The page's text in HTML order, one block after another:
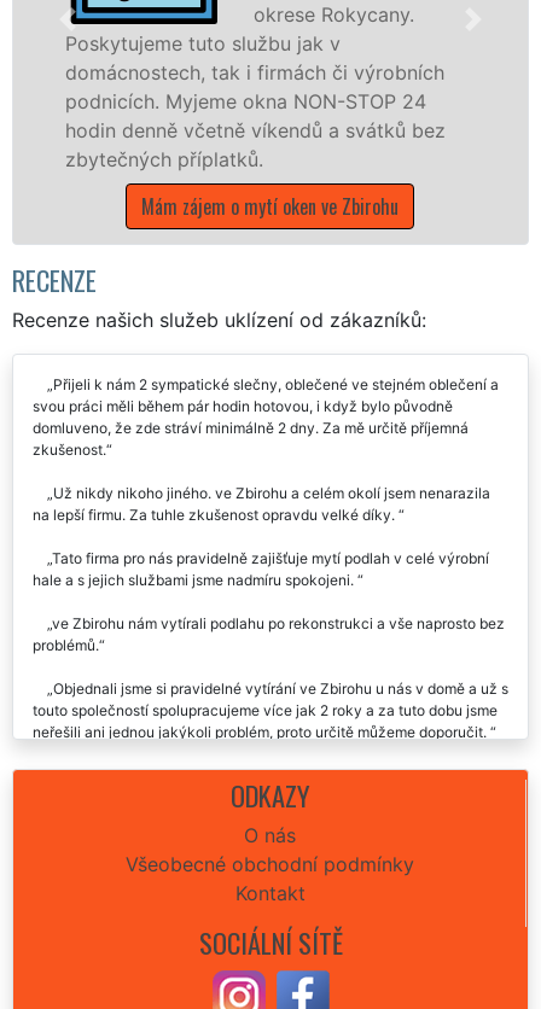
okrese Rokycany.
tuto službu jak v
tak i firmách či výrobních
Myjeme okna NON-STOP 24
včetně víkendů a svátků bez
příplatků.
Mám zájem o mytí oken ve Zbirohu
po celém
RECENZE
Recenze našich služeb uklízení od zákazníků:
Přijeli k nám 2 sympatické slečny, oblečené ve stejném oblečení a
svou práci měli během pár hodin hotovou, i když bylo původně
domluveno, že zde stráví minimálně 2 dny. Za mě určitě příjemná
Už nikdy nikoho jiného. ve Zbirohu a celém okolí jsem nenarazila
Tato firma pro nás pravidelně zajišťuje mytí podlah v celé výrobní
ve Zbirohu nám vytírali podlahu po rekonstrukci a vše naprosto bez
Objednali jsme si pravidelné vytírání ve Zbirohu u nás v domě a už s
touto společností spolupracujeme více jak 2 roky a za tuto dobu jsme
Vybrali jsme si extra uklízení na základě kladných referencí od
známých a i my můžeme naše pozitivní zkušenosti s jejich prací
Za mě naprosto prvotřídní práce. Je poznat, že svému řemeslu
ODKAZY
O nás
Všeobecné obchodní podmínky
Kontakt
SOCIÁLNÍ SÍTĚ